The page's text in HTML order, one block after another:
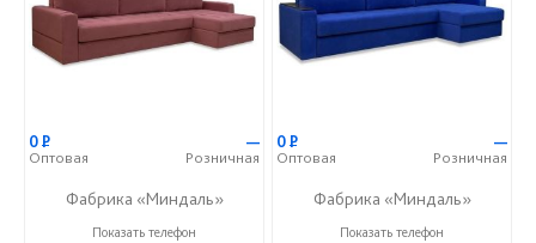
0Р
Оптовая
—
Розничная
Фабрика «Миндаль»
+7 (927) 630-62-82
Показать телефон
0Р
Оптовая
—
Розничная
Фабрика «Миндаль»
+7 (927) 630-62-82
Показать телефон